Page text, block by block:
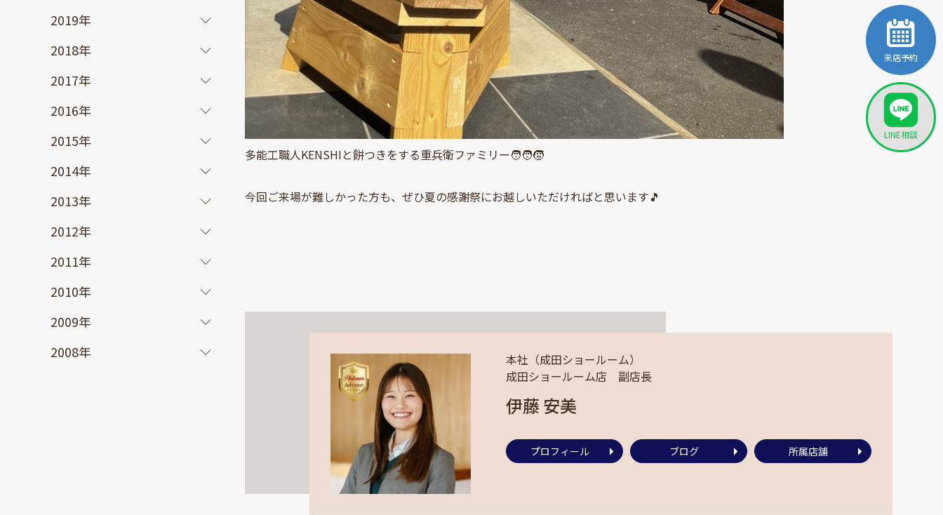
多能工職人KENSHIと餅つきをする重兵衛ファミリー🧑‍🧑‍🧒
今回ご来場が難しかった方も、ぜひ夏の感謝祭にお越しいただければと思います🎵
本社（成田ショールーム）
成田ショールーム店 副店長
伊藤 安美
プロフィール ブログ 所属店舗
2019年
2018年
2017年
2016年
2015年
2014年
2013年
2012年
2011年
2010年
2009年
2008年
来店予約
LINE相談